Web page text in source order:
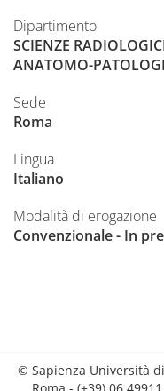
Dipartimento
SCIENZE
ANATOMO-
Sede
Roma
Lingua
Italiano
Modalità di erogazione
Convenzionale - In
© Sapienza Università